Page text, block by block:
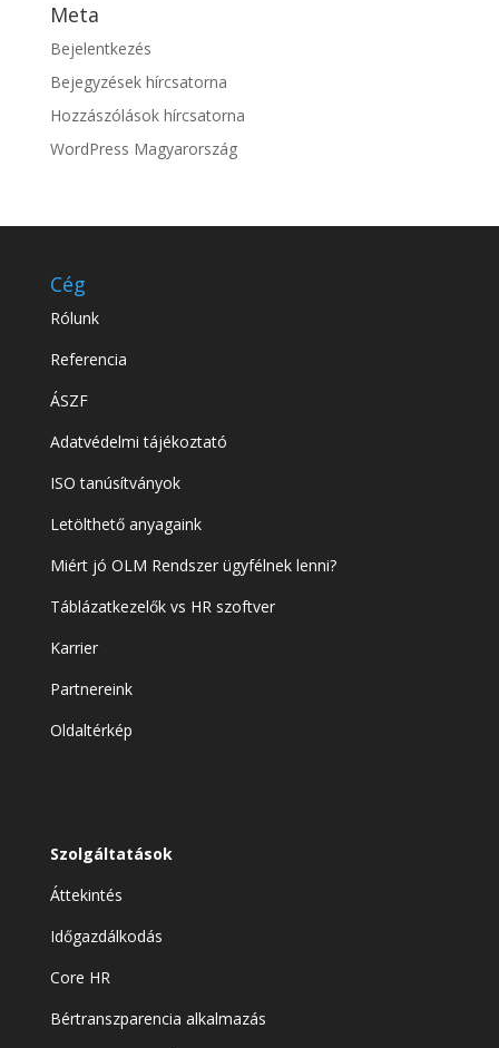
Meta
Bejelentkezés
Bejegyzések hírcsatorna
Hozzászólások hírcsatorna
WordPress Magyarország
Cég
Rólunk
Referencia
ÁSZF
Adatvédelmi tájékoztató
ISO tanúsítványok
Letölthető anyagaink
Miért jó OLM Rendszer ügyfélnek lenni?
Táblázatkezelők vs HR szoftver
Karrier
Partnereink
Oldaltérkép
Szolgáltatások
Áttekintés
Időgazdálkodás
Core HR
Bértranszparencia alkalmazás